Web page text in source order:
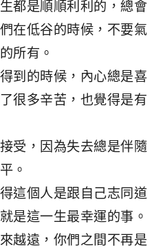
都是順順利利的，總會
在低谷的時候，不要氣
所有。
到的時候，內心總是喜
很多辛苦，也覺得是有
受，因為失去總是伴隨
。
這個人是跟自己志同道
是這一生最幸運的事。
越遠，你們之間不再是